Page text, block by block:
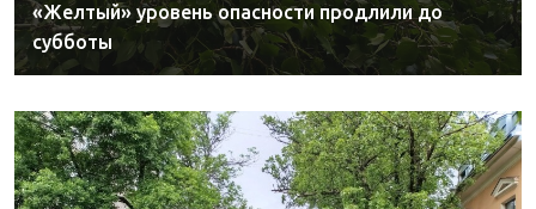
«Желтый» уровень опасности продлили до
субботы